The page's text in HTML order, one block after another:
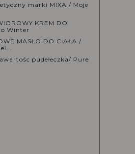
marki MIXA / Moje
KREM DO
Winter
MASŁO DO CIAŁA /
pudełeczka/ Pure